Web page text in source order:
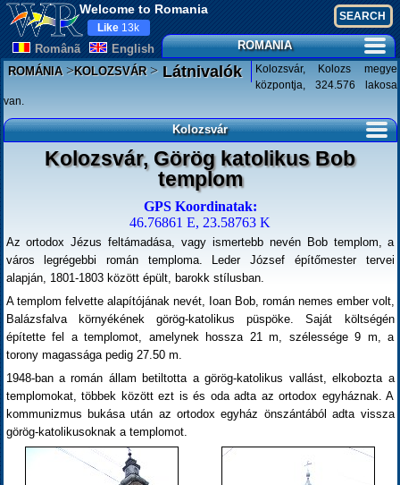
Welcome to Romania
Românã English
Like 13k
ROMANIA
ROMÁNIA>KOLOZSVÁR>Látnivalók
Kolozsvár, Kolozs megye
központja, 324.576 lakosa
van.
Kolozsvár
Kolozsvár, Görög katolikus Bob
templom
GPS Koordinatak:
46.76861 E, 23.58763 K
Az ortodox Jézus feltámadása, vagy ismertebb nevén Bob templom, a
város legrégebbi román temploma. Leder József építőmester tervei
alapján, 1801-1803 között épült, barokk stílusban.
A templom felvette alapítójának nevét, Ioan Bob, román nemes ember volt,
Balázsfalva környékének görög-katolikus püspöke. Saját költségén
építette fel a templomot, amelynek hossza 21 m, szélessége 9 m, a
torony magassága pedig 27.50 m.
1948-ban a román állam betiltotta a görög-katolikus vallást, elkobozta a
templomokat, többek között ezt is és oda adta az ortodox egyháznak. A
kommunizmus bukása után az ortodox egyház önszántából adta vissza
görög-katolikusoknak a templomot.